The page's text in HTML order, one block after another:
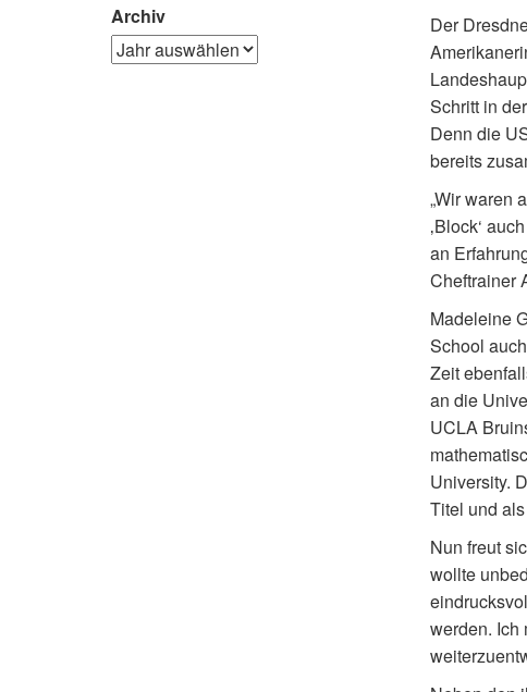
Der
Schritt in
Denn die
bereits
„Wir waren
‚Block‘
an
Cheftrainer
Madeleine
School
Zeit
an die
UCLA
University.
Titel und
Nun freut
wollte
werden. Ich
Archiv